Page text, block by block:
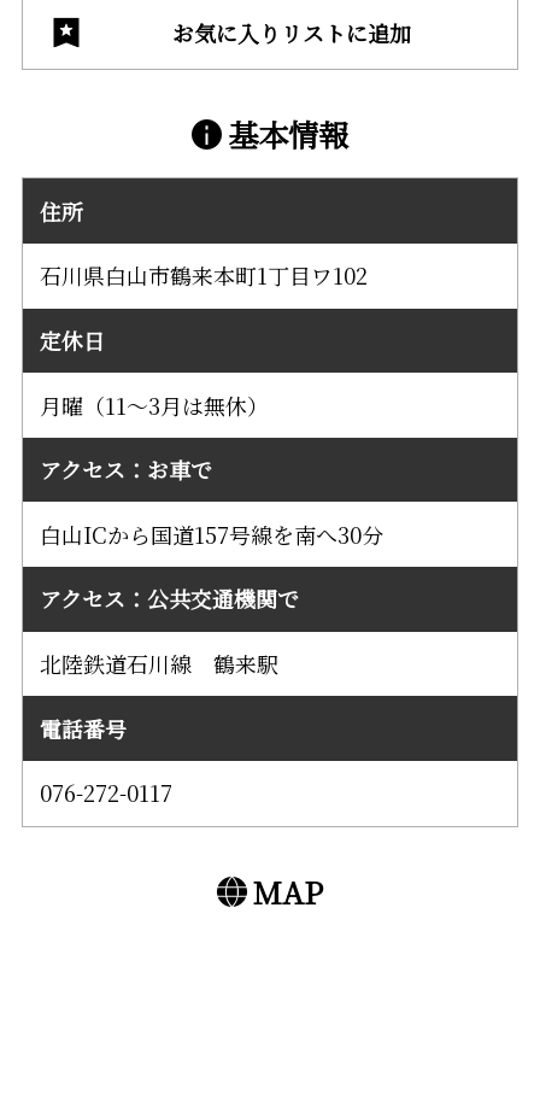
お気に入りリストに追加
基本情報
住所
石川県白山市鶴来本町1丁目ワ102
定休日
月曜（11～3月は無休）
アクセス：お車で
白山ICから国道157号線を南へ30分
アクセス：公共交通機関で
北陸鉄道石川線 鶴来駅
電話番号
076-272-0117
MAP